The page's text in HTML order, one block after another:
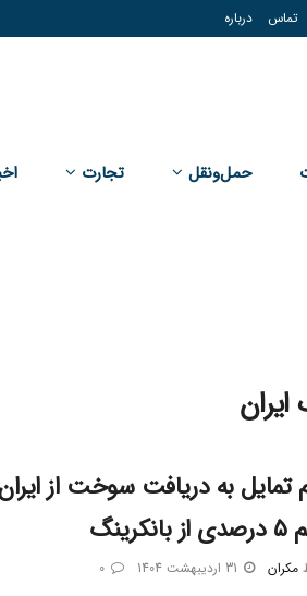
تماس درباره
حمل‌و‌نقل تجارت
تمایل به دریافت سوخت از
مکران 0